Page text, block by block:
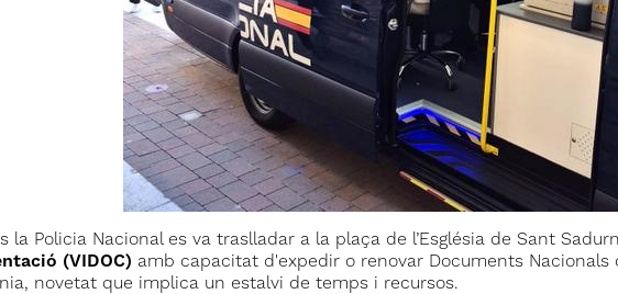
la Policia Nacional es va traslladar a la plaça de l’Església de Sant
(VIDOC) amb capacitat d'expedir o renovar Documents Nacionals
novetat que implica un estalvi de temps i recursos.